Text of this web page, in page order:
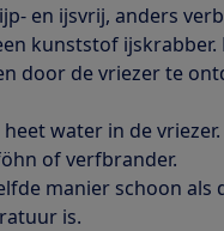
en ijsvrij, anders
kunststof ijskrabber.
door de vriezer te
water in de
of verfbrander.
manier schoon als
is.